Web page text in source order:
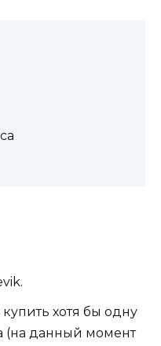
хотя бы одну
(на данный момент